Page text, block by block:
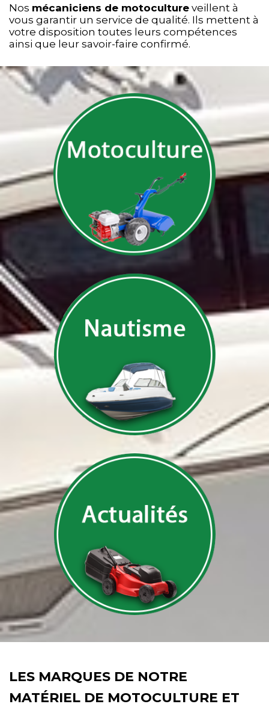
Nos mécaniciens de motoculture veillent à
vous garantir un service de qualité. Ils mettent à
votre disposition toutes leurs compétences
ainsi que leur savoir-faire confirmé.
LES MARQUES DE NOTRE
MATÉRIEL DE MOTOCULTURE ET